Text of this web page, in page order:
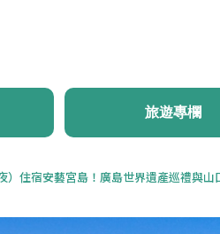
旅遊專欄
）住宿安藝宮島！廣島世界遺產巡禮與山